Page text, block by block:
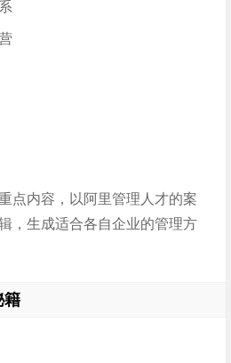
点内容，以阿里管理人才的案
，生成适合各自企业的管理方
籍